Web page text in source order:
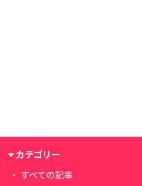
カテゴリー
すべての記事